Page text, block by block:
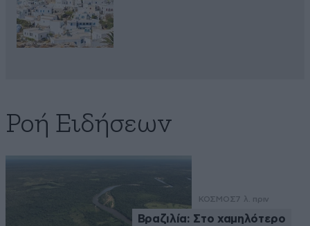
Ροή Ειδήσεων
ΚΟΣΜΟΣ7 λ. πριν
Βραζιλία: Στο χαμηλότερο